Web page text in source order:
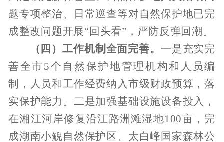
题专项整治、日常巡查等对自然保护地已完
成整改问题开展“ 回头看” ，严防反弹回潮。
（四）工作机制 全面完善。 一是充实完
善全市 5个自然保护地管理机构和人员编
制，人员和工作经费纳入市级财政预算，落
实保护能力。二是加强基础设施设备投入，
在湘江河岸修复沿江路洲滩湿地100亩 ，完
成湖南小鲵自然保护区、太白峰国家森林公